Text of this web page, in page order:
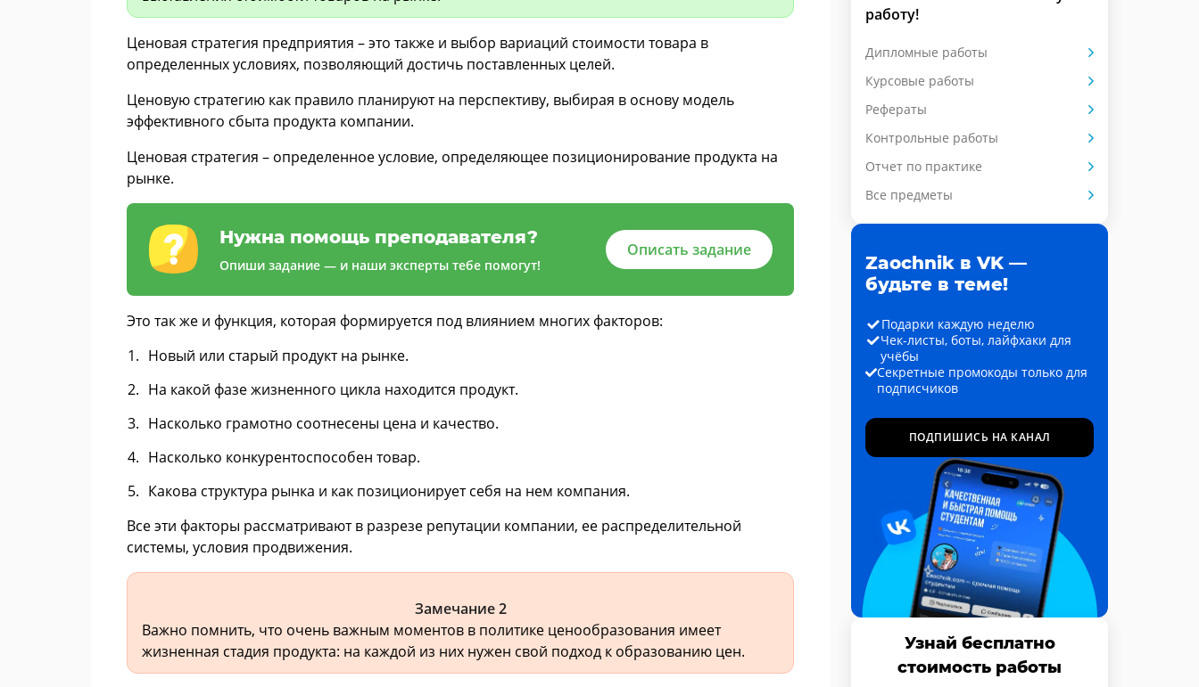
Ценовая стратегия предприятия – это также и выбор вариаций стоимости товара в
определенных условиях, позволяющий достичь поставленных целей.
Ценовую стратегию как правило планируют на перспективу, выбирая в основу модель
эффективного сбыта продукта компании.
Ценовая стратегия – определенное условие, определяющее позиционирование продукта на
рынке.
Нужна помощь преподавателя?
Опиши задание — и наши эксперты тебе помогут!
Описать задание
Это так же и функция, которая формируется под влиянием многих факторов:
Новый или старый продукт на рынке.
На какой фазе жизненного цикла находится продукт.
Насколько грамотно соотнесены цена и качество.
Насколько конкурентоспособен товар.
Какова структура рынка и как позиционирует себя на нем компания.
Все эти факторы рассматривают в разрезе репутации компании, ее распределительной
системы, условия продвижения.
Замечание 2
Важно помнить, что очень важным моментов в политике ценообразования имеет
жизненная стадия продукта: на каждой из них нужен свой подход к образованию цен.
работу!
Дипломные работы
Курсовые работы
Рефераты
Контрольные работы
Отчет по практике
Все предметы
Zaochnik в VK —
будьте в теме!
Подарки каждую неделю
Чек-листы, боты, лайфхаки для
учёбы
Секретные промокоды только для
подписчиков
ПОДПИШИСЬ НА КАНАЛ
Узнай бесплатно
стоимость работы